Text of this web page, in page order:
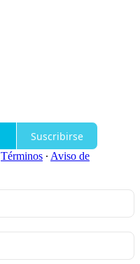
Suscribirse
Términos ∙ Aviso de